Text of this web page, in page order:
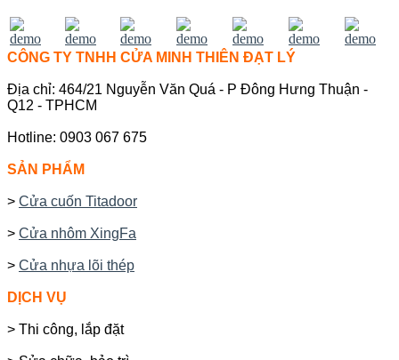
CÔNG TY TNHH CỬA MINH THIÊN ĐẠT LÝ
Địa chỉ: 464/21 Nguyễn Văn Quá - P Đông Hưng Thuận -
Q12 - TPHCM
Hotline: 0903 067 675
SẢN PHẨM
> Cửa cuốn Titadoor
> Cửa nhôm XingFa
> Cửa nhựa lõi thép
DỊCH VỤ
> Thi công, lắp đặt